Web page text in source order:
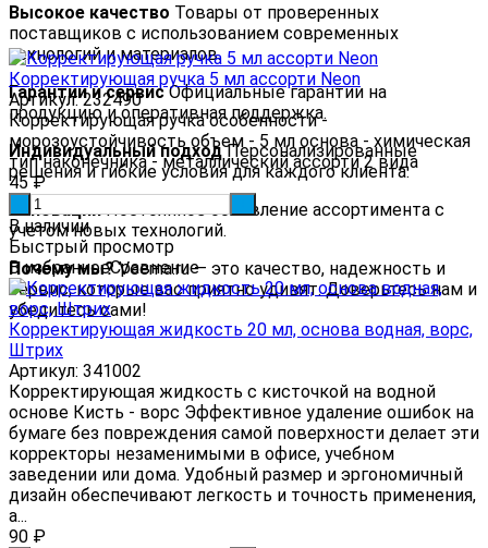
Высокое качество Товары от проверенных
поставщиков с использованием современных
технологий и материалов.
Гарантии и сервисОфициальные гарантии на
продукцию и оперативная поддержка.
Индивидуальный подходПерсонализированные
решения и гибкие условия для каждого клиента.
ИнновацииПостоянное обновление ассортимента с
учетом новых технологий.
Почему мы?Veema.ru — это качество, надежность и
сервис, которые вас приятно удивят. Доверьтесь нам и
убедитесь сами!
Корректирующая ручка 5 мл ассорти Neon
Артикул: 232490
Корректирующая ручка особенности -
морозоустойчивость объем - 5 мл основа - химическая
тип наконечника - металлический ассорти 2 вида
45₽
В наличии
Быстрый просмотр
В избранноеСравнение
Корректирующая жидкость 20 мл, основа водная, ворс,
Штрих
Артикул: 341002
Корректирующая жидкость с кисточкой на водной
основе Кисть - ворс Эффективное удаление ошибок на
бумаге без повреждения самой поверхности делает эти
корректоры незаменимыми в офисе, учебном
заведении или дома. Удобный размер и эргономичный
дизайн обеспечивают легкость и точность применения,
а...
90 ₽